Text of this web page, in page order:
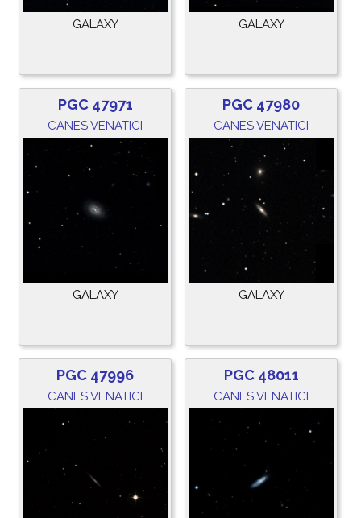
GALAXY GALAXY
PGC 47971
CANES VENATICI
GALAXY
PGC 47980
CANES VENATICI
GALAXY
PGC 47996
CANES VENATICI
PGC 48011
CANES VENATICI